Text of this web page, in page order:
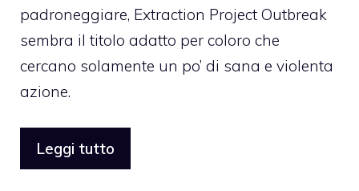
padroneggiare, Extraction Project Outbreak
sembra il titolo adatto per coloro che
cercano solamente un po’ di sana e violenta
azione.
Leggi tutto